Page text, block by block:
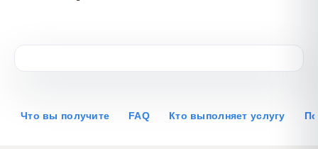
Что вы получите FAQ Кто выполняет услугу